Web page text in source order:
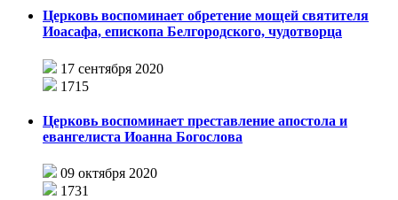
Церковь воспоминает обретение мощей святителя
Иоасафа, епископа Белгородского, чудотворца
17 сентября 2020
1715
Церковь воспоминает преставление апостола и
евангелиста Иоанна Богослова
09 октября 2020
1731